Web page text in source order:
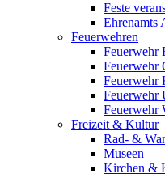
Feste
Ehrenamts
Feuerwehren
Feuerwehr
Feuerwehr
Feuerwehr
Feuerwehr
Feuerwehr
Freizeit & Kultur
Rad- &
Museen
Kirchen &